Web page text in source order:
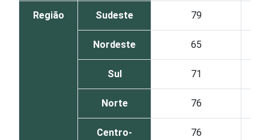
Região Sudeste 79
Nordeste 65
Sul 71
Norte 76
Centro-
76